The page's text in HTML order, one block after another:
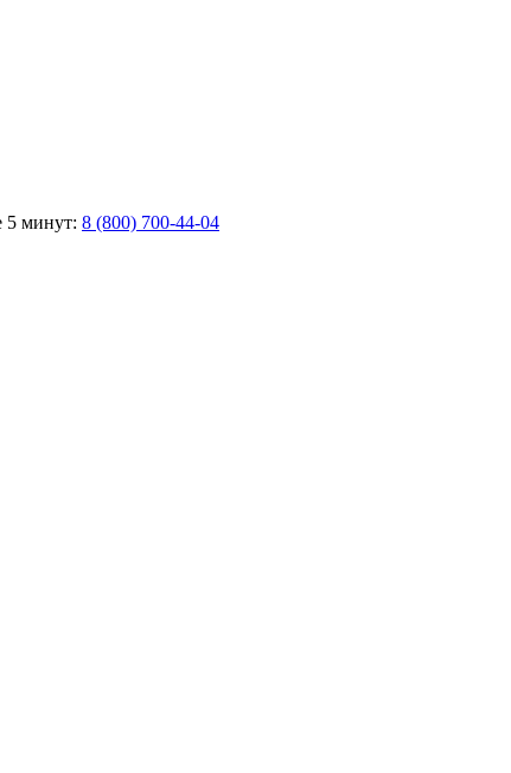
5 минут: 8 (800) 700-44-04